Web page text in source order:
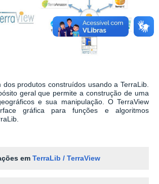
produtos construídos usando a TerraLib.
geral que permite a construção de uma
e sua manipulação. O TerraView
gráfica para funções e algoritmos
em TerraLib / TerraView